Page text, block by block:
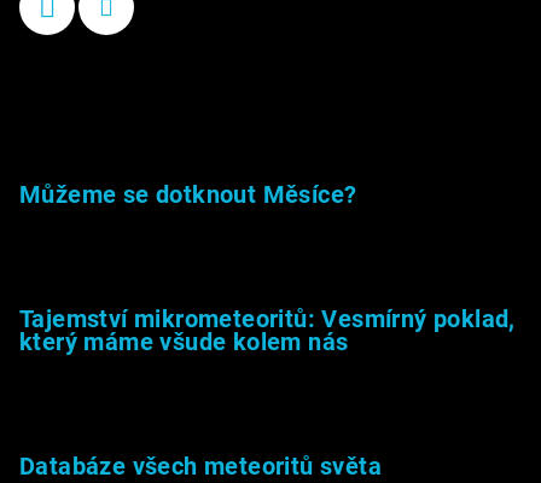
Můžeme se dotknout Měsíce?
Tajemství mikrometeoritů: Vesmírný poklad,
který máme všude kolem nás
Databáze všech meteoritů světa